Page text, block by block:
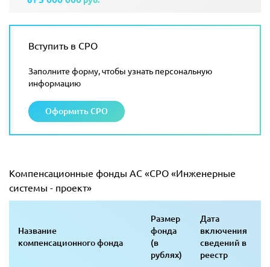
Вступить в СРО
Заполните форму, чтобы узнать персональную
информацию
Оформить СРО
Компенсационные фонды АС «СРО «Инженерные
системы - проект»
Название
компенсационного фонда
Размер
фонда
(в
рублях)
Дата
включения
сведений в
реестр